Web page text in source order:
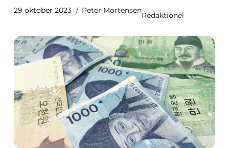
29 oktober 2023 Peter Mortensen
Redaktionel